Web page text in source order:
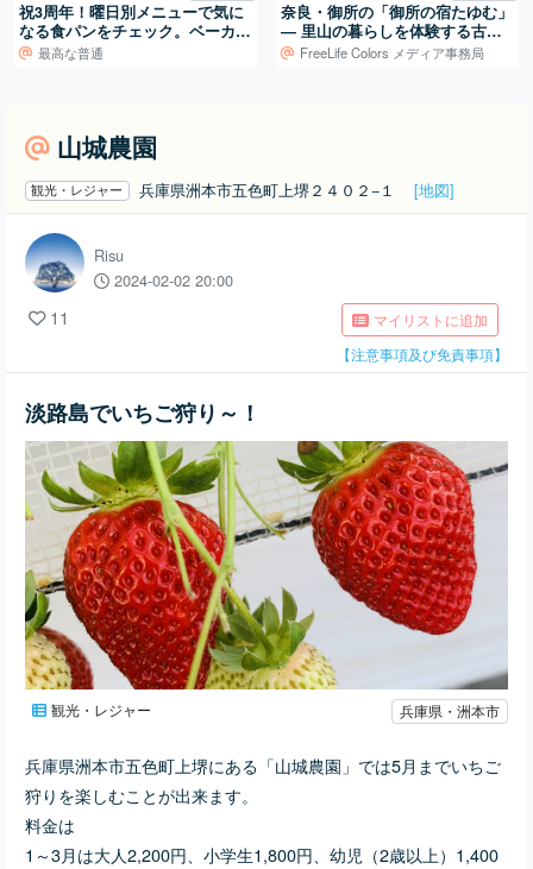
祝3周年！曜日別メニューで気に
なる食パンをチェック。ベーカリ
ープロデューサー手掛ける高級食
最高な普通
奈良・御所の「御所の宿たゆむ」
― 里山の暮らしを体験する古民
家宿FreeLife Colors メディア事務局
山城農園
観光・レジャー 兵庫県洲本市五色町上堺２４０２−１ [地図]
Risu
2024-02-02 20:00
11
マイリストに追加
【注意事項及び免責事項】
淡路島でいちご狩り～！
観光・レジャー 兵庫県・洲本市
兵庫県洲本市五色町上堺にある「山城農園」では5月までいちご
狩りを楽しむことが出来ます。
料金は
1～3月は大人2,200円、小学生1,800円、幼児（2歳以上）1,400